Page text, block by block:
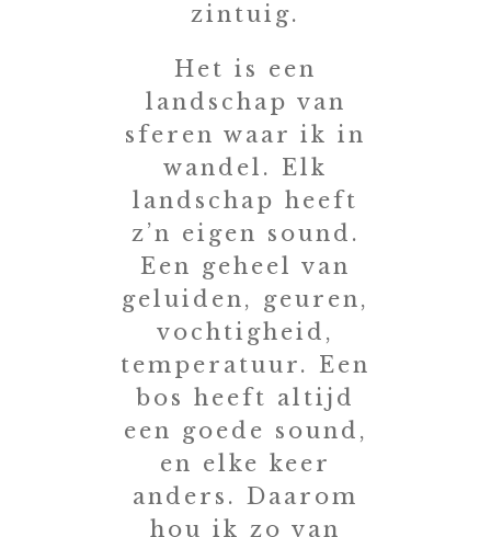
zintuig.
Het is een
landschap van
sferen waar ik in
wandel. Elk
landschap heeft
z’n eigen sound.
Een geheel van
geluiden, geuren,
vochtigheid,
temperatuur. Een
bos heeft altijd
een goede sound,
en elke keer
anders. Daarom
hou ik zo van